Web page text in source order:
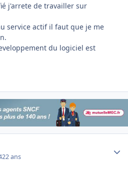
j'arrete de travailler sur
service actif il faut que je me
du logiciel est
22 ans